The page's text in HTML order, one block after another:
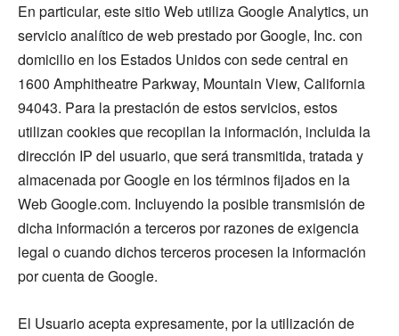
En particular, este sitio Web utiliza Google Analytics, un
servicio analítico de web prestado por Google, Inc. con
domicilio en los Estados Unidos con sede central en
1600 Amphitheatre Parkway, Mountain View, California
94043. Para la prestación de estos servicios, estos
utilizan cookies que recopilan la información, incluida la
dirección IP del usuario, que será transmitida, tratada y
almacenada por Google en los términos fijados en la
Web Google.com. Incluyendo la posible transmisión de
dicha información a terceros por razones de exigencia
legal o cuando dichos terceros procesen la información
por cuenta de Google.
El Usuario acepta expresamente, por la utilización de